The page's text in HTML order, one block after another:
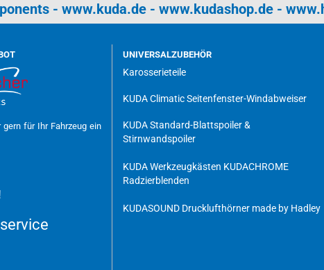
- www.kuda.de- www.kudashop.de-
für Ihr Fahrzeug ein
UNIVERSALZUBEHÖR
Karosserieteile
KUDA Climatic Seitenfenster-Windabweiser
KUDA Standard-Blattspoiler &
Stirnwandspoiler
KUDA Werkzeugkästen KUDACHROME
Radzierblenden
KUDASOUND Drucklufthörner made by Hadley